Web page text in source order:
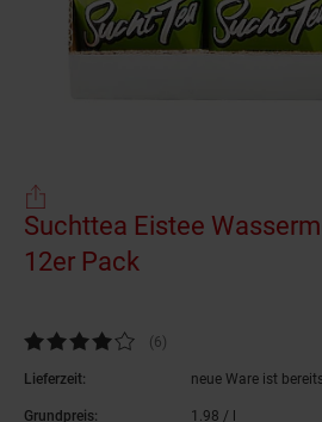
Suchttea Eistee
12er Pack
Kundenbewertung: 4,17 von 5 Sternen
(6Kundenbewertungen
)
Lieferzeit: neue Ware ist
Grundpreis: 1.98 / l